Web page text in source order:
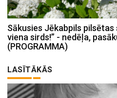
Sākusies Jēkabpils pilsētas
viena sirds!” - nedēļa,
(PROGRAMMA)
LASĪTĀKĀS